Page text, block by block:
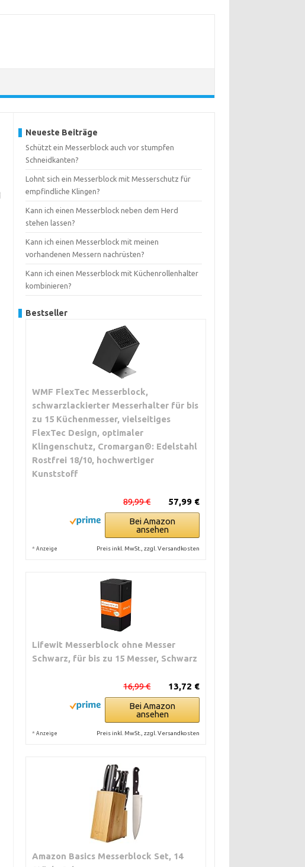
Neueste Beiträge
Schützt ein Messerblock auch vor stumpfen
Schneidkanten?
Lohnt sich ein Messerblock mit Messerschutz für
empfindliche Klingen?
Kann ich einen Messerblock neben dem Herd
stehen lassen?
Kann ich einen Messerblock mit meinen
vorhandenen Messern nachrüsten?
Kann ich einen Messerblock mit Küchenrollenhalter
kombinieren?
Bestseller
WMF FlexTec Messerblock,
schwarzlackierter Messerhalter für bis
zu 15 Küchenmesser, vielseitiges
FlexTec Design, optimaler
Klingenschutz, Cromargan®: Edelstahl
Rostfrei 18/10, hochwertiger
Kunststoff
57,99 €
89,99 €
Bei Amazon
ansehen
* Anzeige Preis inkl. MwSt., zzgl. Versandkosten
Lifewit Messerblock ohne Messer
Schwarz, für bis zu 15 Messer, Schwarz
13,72 €
16,99 €
Bei Amazon
ansehen
* Anzeige Preis inkl. MwSt., zzgl. Versandkosten
Amazon Basics Messerblock Set, 14